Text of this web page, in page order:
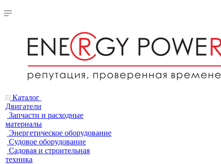
Каталог
Двигатели
Запчасти и расходные
материалы
Энергетическое оборудование
Судовое оборудование
Садовая и строительная
техника